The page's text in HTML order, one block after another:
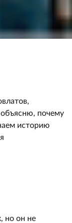
объясню, почему
историю
но он не